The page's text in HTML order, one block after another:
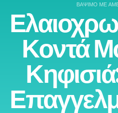
ΒΆΨΙΜΟ ΜΕ
Κοντά